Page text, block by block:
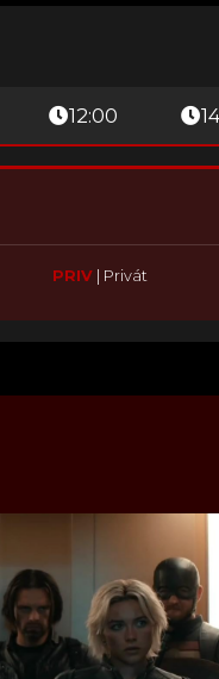
12:00
PRIV| Privát